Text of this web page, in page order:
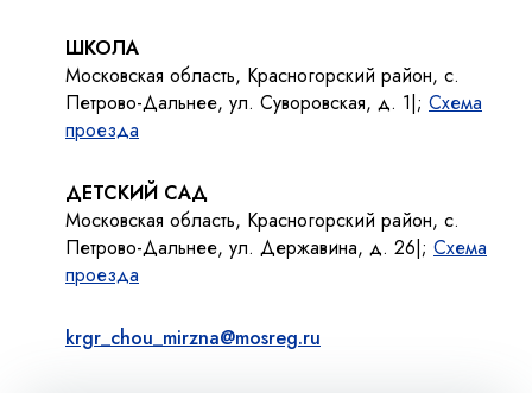
ШКОЛА
Московская область, Красногорский район, с.
Петрово-Дальнее, ул. Суворовская, д. 1|; Схема
проезда
ДЕТСКИЙ САД
Московская область, Красногорский район, с.
Петрово-Дальнее, ул. Державина, д. 26|; Схема
проезда
krgr_chou_mirzna@mosreg.ru